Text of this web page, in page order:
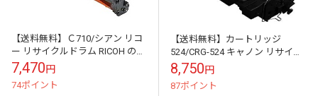
【送料無料】Ｃ710/シアン リコ
ー リサイクルドラム RICOH のレ
ーザープリンタにはやっぱりリ
サイクル
7,470円
74ポイント
【送料無料】カートリッジ
524/CRG-524 キャノン リサイク
ルトナー キヤノン のレーザープ
リンタにはやっぱりリサイクル
トナ...
8,750円
87ポイント